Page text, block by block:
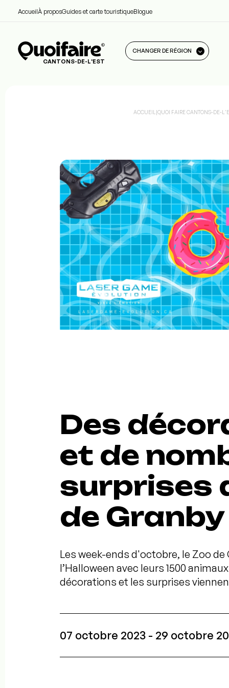
AccueilÀ proposGuides et carte touristiqueBlogue
CANTONS-DE-L'EST
CHANGER DE RÉGION
ACCUEIL |QUOI FAIRE CANTONS-DE-
Des
et de
surprises
de Granby
Les week-ends d'octobre, le Zoo
l’Halloween avec leurs 1500
décorations et les surprises
07 octobre 2023 - 29 octobre